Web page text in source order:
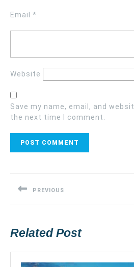
Email *
Website
Save my name, email, and
the next time I comment.
PREVIOUS
Related Post